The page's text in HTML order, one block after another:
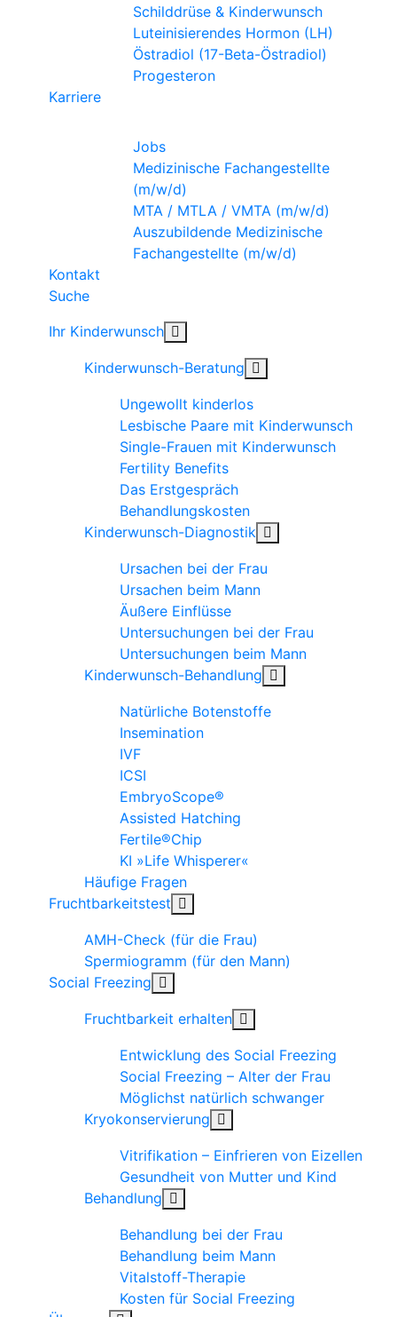
Schilddrüse & Kinderwunsch
Luteinisierendes Hormon (LH)
Östradiol (17-Beta-Östradiol)
Progesteron
Karriere
Jobs
Medizinische Fachangestellte
(m/w/d)
MTA / MTLA / VMTA (m/w/d)
Auszubildende Medizinische
Fachangestellte (m/w/d)
Kontakt
Suche
Ihr Kinderwunsch
Kinderwunsch-Beratung
Ungewollt kinderlos
Lesbische Paare mit Kinderwunsch
Single-Frauen mit Kinderwunsch
Fertility Benefits
Das Erstgespräch
Behandlungskosten
Kinderwunsch-Diagnostik
Ursachen bei der Frau
Ursachen beim Mann
Äußere Einflüsse
Untersuchungen bei der Frau
Untersuchungen beim Mann
Kinderwunsch-Behandlung
Natürliche Botenstoffe
Insemination
IVF
ICSI
EmbryoScope®
Assisted Hatching
Fertile®Chip
KI »Life Whisperer«
Häufige Fragen
Fruchtbarkeitstest
AMH-Check (für die Frau)
Spermiogramm (für den Mann)
Social Freezing
Fruchtbarkeit erhalten
Entwicklung des Social Freezing
Social Freezing – Alter der Frau
Möglichst natürlich schwanger
Kryokonservierung
Vitrifikation – Einfrieren von Eizellen
Gesundheit von Mutter und Kind
Behandlung
Behandlung bei der Frau
Behandlung beim Mann
Vitalstoff-Therapie
Kosten für Social Freezing